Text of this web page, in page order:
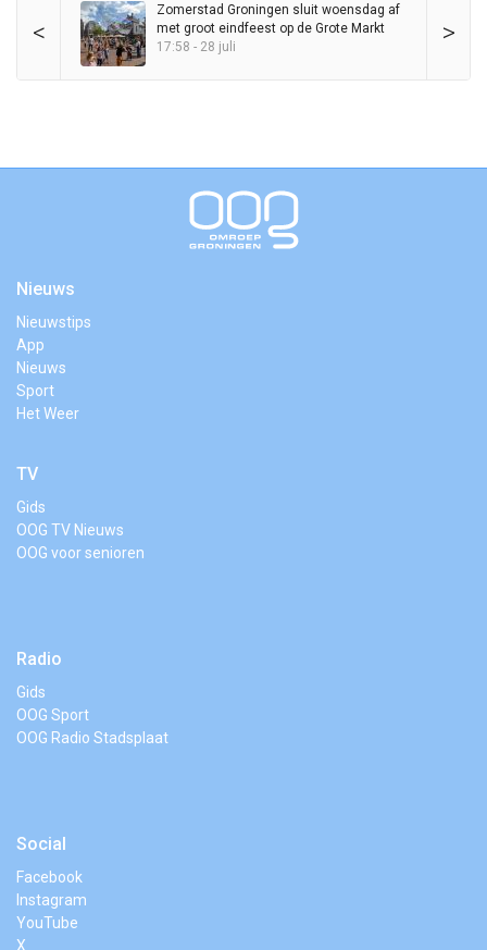
< >
Zomerstad Groningen sluit woensdag af
met groot eindfeest op de Grote Markt
17:58 - 28 juli
Nieuws
Nieuwstips
App
Nieuws
Sport
Het Weer
TV
Gids
OOG TV Nieuws
OOG voor senioren
Radio
Gids
OOG Sport
OOG Radio Stadsplaat
Social
Facebook
Instagram
YouTube
X